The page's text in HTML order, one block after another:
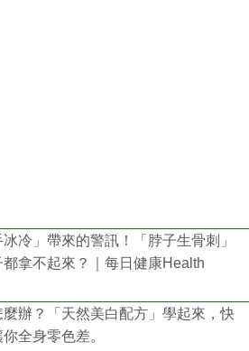
冷」帶來的警訊！「脖子生骨刺」
拿不起來？｜每日健康Health
辦？「天然美白配方」學起來，快
全身零色差。